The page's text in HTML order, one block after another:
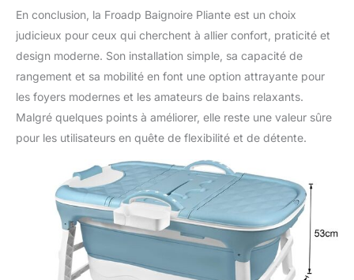
En conclusion, la Froadp Baignoire Pliante est un choix
judicieux pour ceux qui cherchent à allier confort, praticité et
design moderne. Son installation simple, sa capacité de
rangement et sa mobilité en font une option attrayante pour
les foyers modernes et les amateurs de bains relaxants.
Malgré quelques points à améliorer, elle reste une valeur sûre
pour les utilisateurs en quête de flexibilité et de détente.